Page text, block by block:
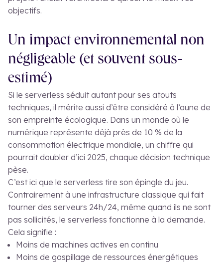
objectifs.
Un impact environnemental non
négligeable (et souvent sous-
estimé)
Si le serverless séduit autant pour ses atouts
techniques, il mérite aussi d’être considéré à l’aune de
son empreinte écologique. Dans un monde où le
numérique représente déjà près de 10 % de la
consommation électrique mondiale, un chiffre qui
pourrait doubler d’ici 2025, chaque décision technique
pèse.
C’est ici que le serverless tire son épingle du jeu.
Contrairement à une infrastructure classique qui fait
tourner des serveurs 24h/24, même quand ils ne sont
pas sollicités, le serverless fonctionne à la demande.
Cela signifie :
Moins de machines actives en continu
Moins de gaspillage de ressources énergétiques